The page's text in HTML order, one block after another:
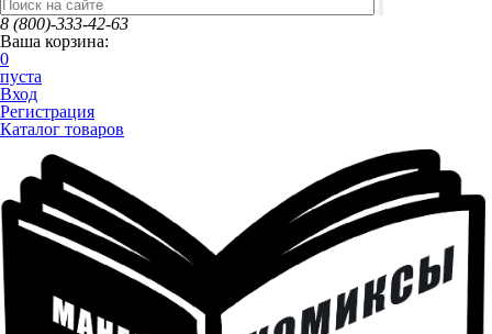
8 (800)-333-42-63
Ваша корзина:
0
пуста
Вход
Регистрация
Каталог товаров